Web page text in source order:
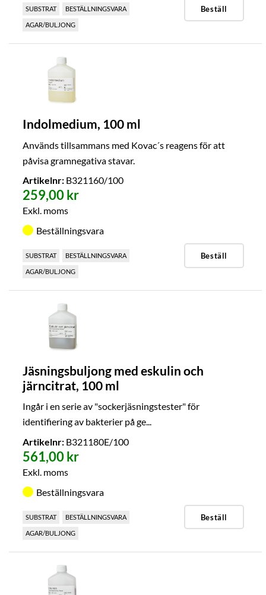
SUBSTRAT BESTÄLLNINGSVARA
AGAR/BULJONG
Beställ
Indolmedium, 100 ml
Används tillsammans med Kovac´s reagens för att
påvisa gramnegativa stavar.
Artikelnr:B321160/100
259,00 kr
Exkl. moms
Beställningsvara
SUBSTRAT BESTÄLLNINGSVARA
AGAR/BULJONG
Beställ
Jäsningsbuljong med eskulin och
järncitrat, 100 ml
Ingår i en serie av "sockerjäsningstester" för
identifiering av bakterier på ge...
Artikelnr:B321180E/100
561,00 kr
Exkl. moms
Beställningsvara
SUBSTRAT BESTÄLLNINGSVARA
AGAR/BULJONG
Beställ